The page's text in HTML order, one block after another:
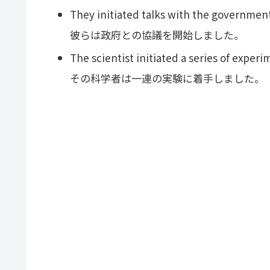
They initiated talks with the
彼らは政府との協議を開始しました。
The scientist initiated a series of
その科学者は一連の実験に着手しました。